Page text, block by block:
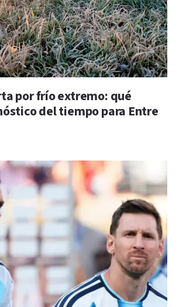
por frío extremo: qué
del tiempo para Entre